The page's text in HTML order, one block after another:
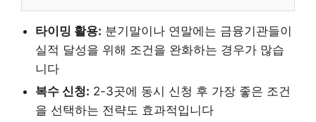
타이밍 활용: 분기말이나 연말에는 금융기관들이
실적 달성을 위해 조건을 완화하는 경우가 많습
니다
복수 신청: 2-3곳에 동시 신청 후 가장 좋은 조건
을 선택하는 전략도 효과적입니다